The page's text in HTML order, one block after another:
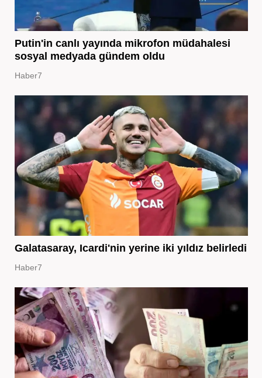
Putin'in canlı yayında mikrofon müdahalesi
sosyal medyada gündem oldu
Haber7
Galatasaray, Icardi'nin yerine iki yıldız belirledi
Haber7